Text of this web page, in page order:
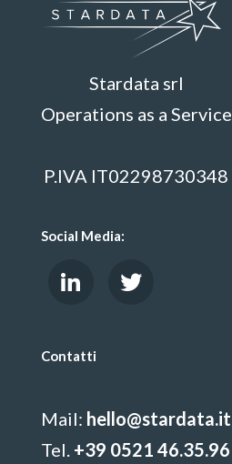
Stardata srl
Operations as a Service
P.IVA IT02298730348
Social Media:
Contatti
Mail: hello@stardata.it
Tel. +39 0521 46.35.96